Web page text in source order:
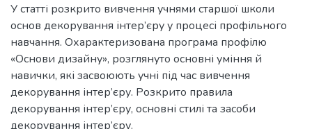
У статті розкрито вивчення учнями старшої школи
основ декорування інтер’єру у процесі профільного
навчання. Охарактеризована програма профілю
«Основи дизайну», розглянуто основні уміння й
навички, які засвоюють учні під час вивчення
декорування інтер’єру. Розкрито правила
декорування інтер’єру, основні стилі та засоби
декорування інтер’єру.